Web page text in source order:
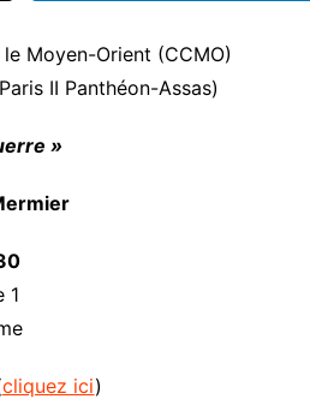
Moyen-Orient (CCMO)
II Panthéon-Assas)
»
1
cliquez ici)